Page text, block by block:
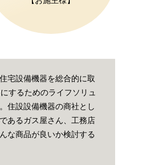
宅設備機器を総合的に取
するためのライフソリュ
住設設備機器の商社とし
あるガス屋さん、工務店
な商品が良いか検討する